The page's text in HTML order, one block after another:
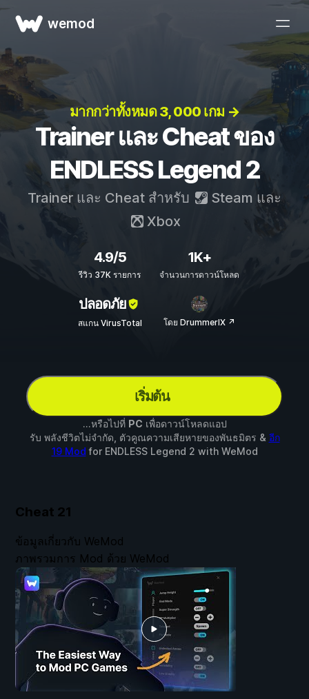
wemod
มากกว่าทั้งหมด 3, 000 เกม →
Trainer และ Cheat ของ
ENDLESS Legend 2
Trainer และ Cheat สำหรับ Steam และ
Xbox
4.9/5
รีวิว 37K รายการ
1K+
จำนวนการดาวน์โหลด
ปลอดภัย
สแกน VirusTotal โดย DrummerIX ↗
เริ่มต้น
...หรือไปที่ PC เพื่อดาวน์โหลดแอป
รับ พลังชีวิตไม่จำกัด, ตัวคูณความเสียหายของพันธมิตร & อีก
19 Mod for ENDLESS Legend 2 with WeMod
Cheat 21
ข้อมูลเกี่ยวกับ WeMod
ภาพรวมการ Mod ด้วย WeMod